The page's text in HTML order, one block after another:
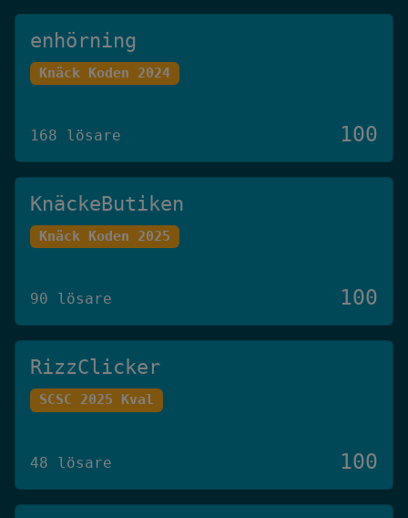
enhörning
Knäck Koden 2024
168 lösare 100
KnäckeButiken
Knäck Koden 2025
90 lösare 100
RizzClicker
SCSC 2025 Kval
48 lösare 100